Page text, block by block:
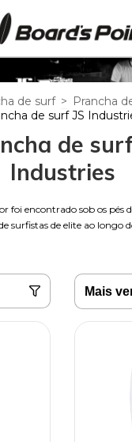
de surf > Prancha
de surf JS
de
Industries
foi encontrado sob os pés
surfistas de elite ao longo